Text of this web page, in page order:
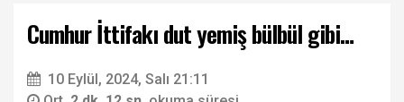
Cumhur İttifakı dut yemiş bülbül gibi…
10 Eylül, 2024, Salı 21:11